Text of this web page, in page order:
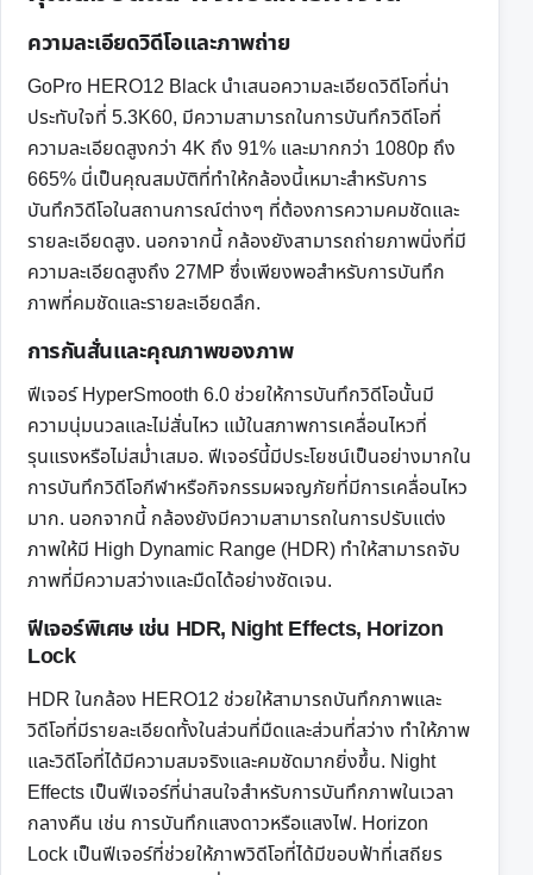
ความละเอียดวิดีโอและภาพถ่าย
GoPro HERO12 Black นำเสนอความละเอียดวิดีโอที่น่า
ประทับใจที่ 5.3K60, มีความสามารถในการบันทึกวิดีโอที่
ความละเอียดสูงกว่า 4K ถึง 91% และมากกว่า 1080p ถึง
665% นี่เป็นคุณสมบัติที่ทำให้กล้องนี้เหมาะสำหรับการ
บันทึกวิดีโอในสถานการณ์ต่างๆ ที่ต้องการความคมชัดและ
รายละเอียดสูง. นอกจากนี้ กล้องยังสามารถถ่ายภาพนิ่งที่มี
ความละเอียดสูงถึง 27MP ซึ่งเพียงพอสำหรับการบันทึก
ภาพที่คมชัดและรายละเอียดลึก.
การกันสั่นและคุณภาพของภาพ
ฟีเจอร์ HyperSmooth 6.0 ช่วยให้การบันทึกวิดีโอนั้นมี
ความนุ่มนวลและไม่สั่นไหว แม้ในสภาพการเคลื่อนไหวที่
รุนแรงหรือไม่สม่ำเสมอ. ฟีเจอร์นี้มีประโยชน์เป็นอย่างมากใน
การบันทึกวิดีโอกีฬาหรือกิจกรรมผจญภัยที่มีการเคลื่อนไหว
มาก. นอกจากนี้ กล้องยังมีความสามารถในการปรับแต่ง
ภาพให้มี High Dynamic Range (HDR) ทำให้สามารถจับ
ภาพที่มีความสว่างและมืดได้อย่างชัดเจน.
ฟีเจอร์พิเศษ เช่น HDR, Night Effects, Horizon
Lock
HDR ในกล้อง HERO12 ช่วยให้สามารถบันทึกภาพและ
วิดีโอที่มีรายละเอียดทั้งในส่วนที่มืดและส่วนที่สว่าง ทำให้ภาพ
และวิดีโอที่ได้มีความสมจริงและคมชัดมากยิ่งขึ้น. Night
Effects เป็นฟีเจอร์ที่น่าสนใจสำหรับการบันทึกภาพในเวลา
กลางคืน เช่น การบันทึกแสงดาวหรือแสงไฟ. Horizon
Lock เป็นฟีเจอร์ที่ช่วยให้ภาพวิดีโอที่ได้มีขอบฟ้าที่เสถียร